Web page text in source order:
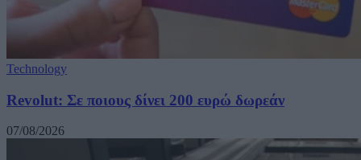
Technology
Revolut: Σε ποιους δίνει 200 ευρώ δωρεάν
07/08/2026